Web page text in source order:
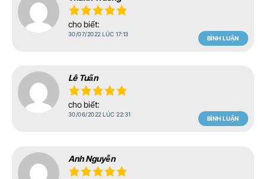
cho biết:
30/07/2022 LÚC 17:13
BÌNH LUẬN
Lê Tuấn
cho biết:
30/06/2022 LÚC 22:31
BÌNH LUẬN
Anh Nguyễn